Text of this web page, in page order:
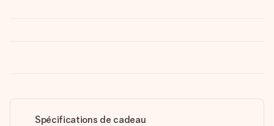
Spécifications de cadeau